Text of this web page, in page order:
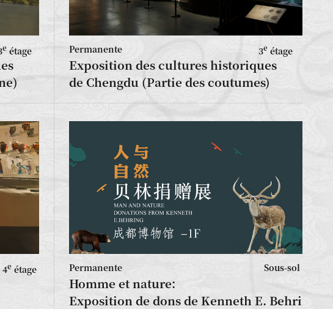
e étage Permanente 3e étage
Exposition des cultures historiques
de Chengdu (Partie des coutumes)
4e étage Permanente Sous-sol
Homme et nature:
Exposition de dons de Kenneth E. Behring